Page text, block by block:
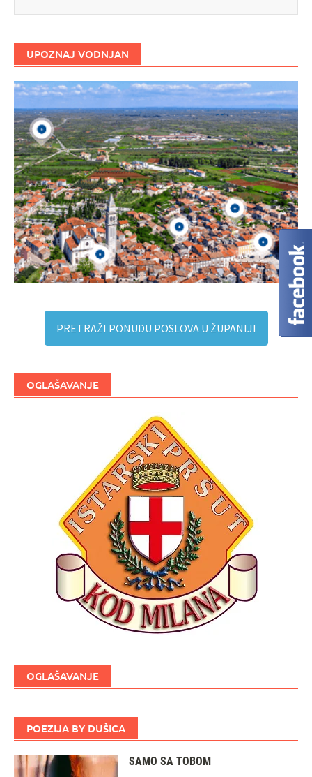
UPOZNAJ VODNJAN
PRETRAŽI PONUDU POSLOVA U ŽUPANIJI
OGLAŠAVANJE
OGLAŠAVANJE
POEZIJA BY DUŠICA
SAMO SA TOBOM